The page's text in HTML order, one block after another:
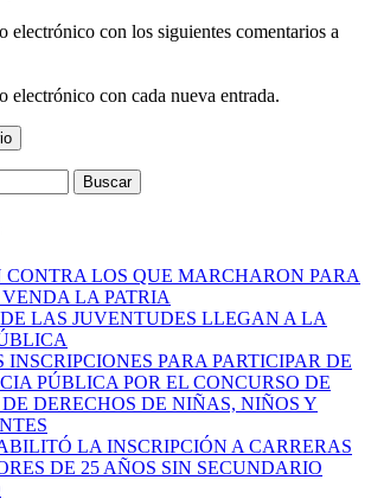
electrónico con los siguientes comentarios a
electrónico con cada nueva entrada.
CONTRA LOS QUE MARCHARON PARA
LA PATRIA
LAS JUVENTUDES LLEGAN A LA
INSCRIPCIONES PARA PARTICIPAR DE
PÚBLICA POR EL CONCURSO DE
DERECHOS DE NIÑAS, NIÑOS Y
LA INSCRIPCIÓN A CARRERAS
DE 25 AÑOS SIN SECUNDARIO